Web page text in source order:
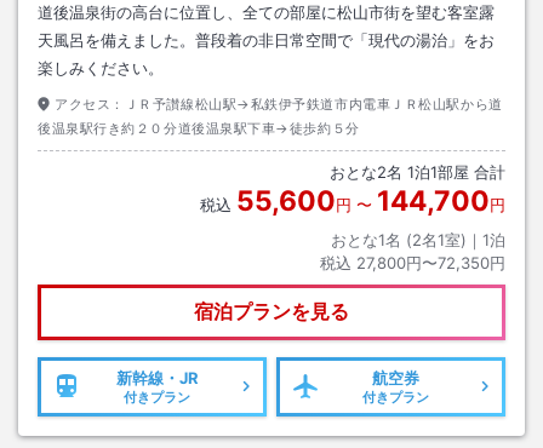
道後温泉街の高台に位置し、全ての部屋に松山市街を望む客室露
天風呂を備えました。普段着の非日常空間で「現代の湯治」をお
楽しみください。
アクセス：
ＪＲ予讃線松山駅→私鉄伊予鉄道市内電車ＪＲ松山駅から道
後温泉駅行き約２０分道後温泉駅下車→徒歩約５分
おとな2名 1泊1部屋 合計
税込 55,600円 〜 144,700円
おとな1名 (2名1室)｜ 1泊
税込 27,800円〜72,350円
宿泊プランを見る
新幹線・JR
付きプラン
航空券
付きプラン